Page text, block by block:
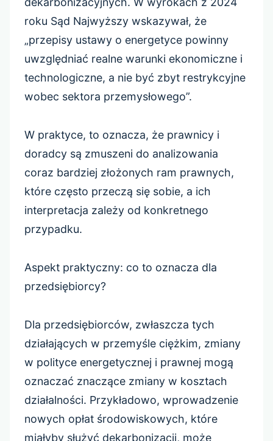
roku Sąd Najwyższy wskazywał, że
„przepisy ustawy o energetyce powinny
uwzględniać realne warunki ekonomiczne i
technologiczne, a nie być zbyt restrykcyjne
wobec sektora przemysłowego”.
W praktyce, to oznacza, że prawnicy i
doradcy są zmuszeni do analizowania
coraz bardziej złożonych ram prawnych,
które często przeczą się sobie, a ich
interpretacja zależy od konkretnego
przypadku.
Aspekt praktyczny: co to oznacza dla
przedsiębiorcy?
Dla przedsiębiorców, zwłaszcza tych
działających w przemyśle ciężkim, zmiany
w polityce energetycznej i prawnej mogą
oznaczać znaczące zmiany w kosztach
działalności. Przykładowo, wprowadzenie
nowych opłat środowiskowych, które
miałyby służyć dekarbonizacji, może